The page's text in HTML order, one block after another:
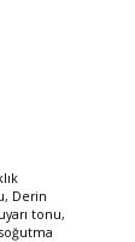
Derin
tonu,